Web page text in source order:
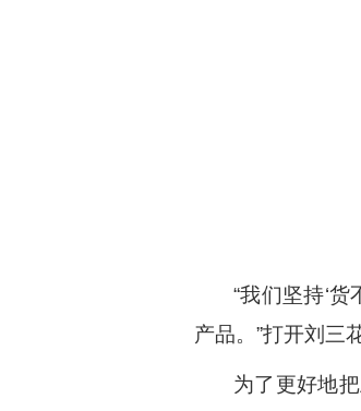
“我们坚持‘
产品。”打开刘三
为了更好地